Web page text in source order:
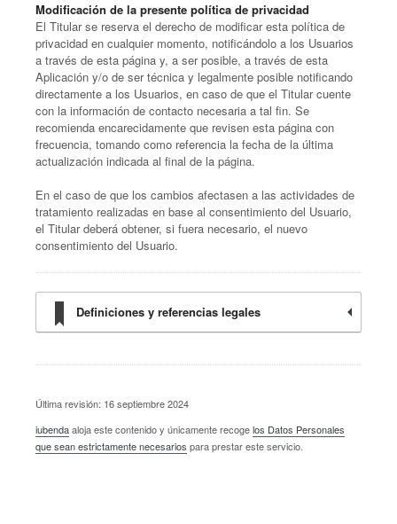
Modificación de la presente política de privacidad
El Titular se reserva el derecho de modificar esta política de
privacidad en cualquier momento, notificándolo a los Usuarios
a través de esta página y, a ser posible, a través de esta
Aplicación y/o de ser técnica y legalmente posible notificando
directamente a los Usuarios, en caso de que el Titular cuente
con la información de contacto necesaria a tal fin. Se
recomienda encarecidamente que revisen esta página con
frecuencia, tomando como referencia la fecha de la última
actualización indicada al final de la página.
En el caso de que los cambios afectasen a las actividades de
tratamiento realizadas en base al consentimiento del Usuario,
el Titular deberá obtener, si fuera necesario, el nuevo
consentimiento del Usuario.
Definiciones y referencias legales
Última revisión: 16 septiembre 2024
iubendaaloja este contenido y únicamente recogelos Datos Personales
que sean estrictamente necesarios para prestar este servicio.